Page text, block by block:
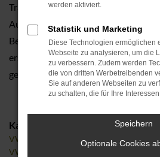
Tradition. Seit mehr als 110 Jahren
Automobile bereits und
Beratungen durch. Ebenfalls
erstklassigen Einkaufskonditionen
gerne an Sie weiterreichen.
Kategorie
VW Touran Tageszulassung
VW Touran Gebrauchtwagen
werden aktiviert.
Statistik und Marketing
Diese Technologien ermöglichen
Webseite zu analysieren, um die
zu verbessern. Zudem werden
die von dritten Werbetreibenden
Sie auf anderen Webseiten zu
zu schalten, die für Ihre
Speichern
Optionale Cookies